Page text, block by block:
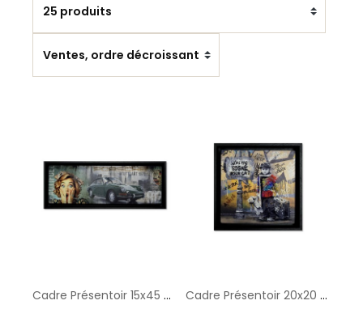
Cadre Présentoir 15x45 cm Cadre Présentoir 20x20 cm